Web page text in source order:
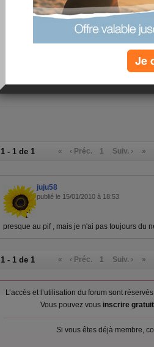
1 - 1 de 1 « ‹ Préc. 1 Suiv. › »
juju58
publié le 15/01/2010 à 18:53
presque au pif , mais je n'ai pas toujours du
1 - 1 de 1 « ‹ Préc. 1 Suiv. › »
L’accès et l’utilisation du forum sont
Vous pouvez vous inscrire
Si vous êtes déjà membre,
Je